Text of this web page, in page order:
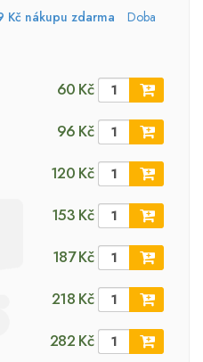
nákupu zdarma
Doba
60 Kč
96 Kč
120 Kč
153 Kč
187 Kč
218 Kč
282 Kč